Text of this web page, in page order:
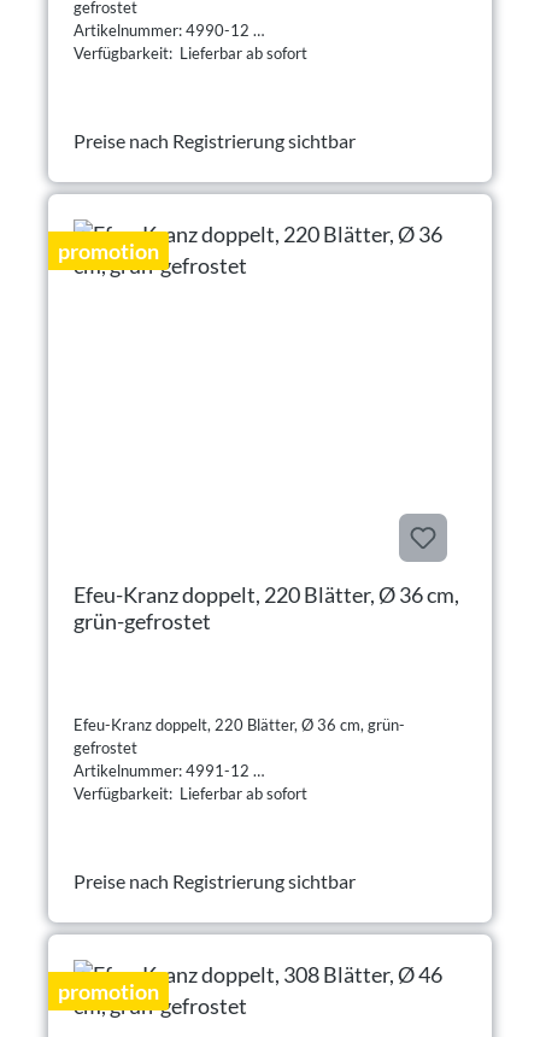
gefrostet
Artikelnummer: 4990-12
Verfügbarkeit: Lieferbar ab sofort
Preise nach Registrierung sichtbar
promotion
Efeu-Kranz doppelt, 220 Blätter, Ø 36 cm,
grün-gefrostet
Efeu-Kranz doppelt, 220 Blätter, Ø 36 cm, grün-
gefrostet
Artikelnummer: 4991-12
Verfügbarkeit: Lieferbar ab sofort
Preise nach Registrierung sichtbar
promotion